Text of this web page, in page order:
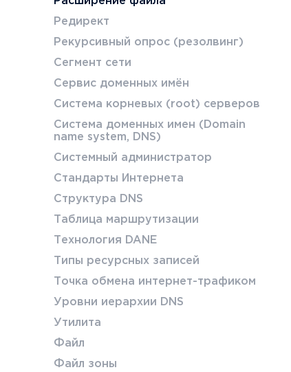
Редирект
Рекурсивный опрос (резолвинг)
Сегмент сети
Сервис доменных имён
Система корневых (root) серверов
Система доменных имен (Domain
name system, DNS)
Системный администратор
Стандарты Интернета
Структура DNS
Таблица маршрутизации
Технология DANE
Типы ресурсных записей
Точка обмена интернет-трафиком
Уровни иерархии DNS
Утилита
Файл
Файл зоны